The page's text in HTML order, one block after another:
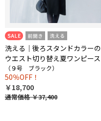
洗える｜後ろスタンドカラーの
ウエスト切り替え夏ワンピース
（９号 ブラック）
50％OFF！
￥18,700
通常価格￥37,400